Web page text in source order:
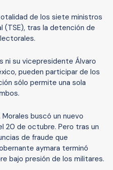
de los siete ministros
(TSE), tras la detención de
ni su vicepresidente Álvaro
pueden participar de los
sólo permite una sola
buscó un nuevo
20 de octubre. Pero tras un
de fraude que
aymara terminó
bajo presión de los militares.